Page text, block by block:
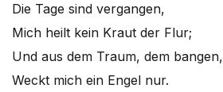
Die Tage sind vergangen,
Mich heilt kein Kraut der Flur;
Und aus dem Traum, dem bangen,
Weckt mich ein Engel nur.